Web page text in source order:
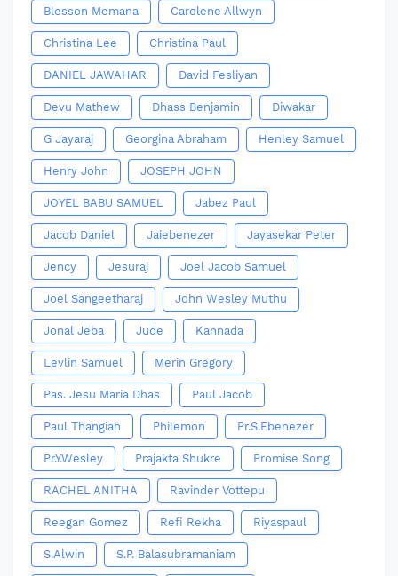
Blesson Memana Carolene Allwyn
Christina Lee Christina Paul
DANIEL JAWAHAR David Fesliyan
Devu Mathew Dhass Benjamin Diwakar
G Jayaraj Georgina Abraham Henley Samuel
Henry John JOSEPH JOHN
JOYEL BABU SAMUEL Jabez Paul
Jacob Daniel Jaiebenezer Jayasekar Peter
Jency Jesuraj Joel Jacob Samuel
Joel Sangeetharaj John Wesley Muthu
Jonal Jeba Jude Kannada
Levlin Samuel Merin Gregory
Pas. Jesu Maria Dhas Paul Jacob
Paul Thangiah Philemon Pr.S.Ebenezer
Pr.Y.Wesley Prajakta Shukre Promise Song
RACHEL ANITHA Ravinder Vottepu
Reegan Gomez Refi Rekha Riyaspaul
S.Alwin S.P. Balasubramaniam